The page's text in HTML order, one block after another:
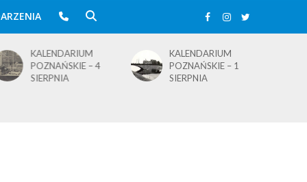
KALENDARIUM
POZNAŃSKIE – 4
SIERPNIA
KALENDARIUM
POZNAŃSKIE – 1
SIERPNIA